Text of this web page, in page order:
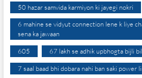
50 hazar samvida karmiyon ki jayegi nokri
6 mahine se vidyut connection lene k liye
sena ka jawaan
605 67 lakh se adhik upbhogta bijli
7 saal baad bhi dobara nahi ban saki power